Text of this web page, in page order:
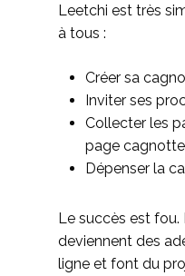
Leetchi est très
à tous :
Créer sa
Inviter ses
Collecter les
page cagnotte
Dépenser la
Le succès est fou.
deviennent des
ligne et font du